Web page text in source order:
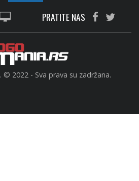
PRATITE NAS
2022 - Sva prava su zadržana.